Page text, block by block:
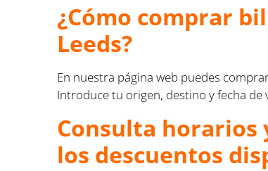
¿Cómo comprar
Leeds?
En nuestra página web puedes
Introduce tu origen, destino y fecha
Consulta horarios
los descuentos